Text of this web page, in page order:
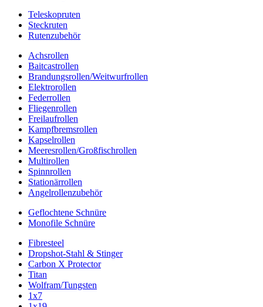
Teleskopruten
Steckruten
Rutenzubehör
Achsrollen
Baitcastrollen
Brandungsrollen/Weitwurfrollen
Elektrorollen
Federrollen
Fliegenrollen
Freilaufrollen
Kampfbremsrollen
Kapselrollen
Meeresrollen/Großfischrollen
Multirollen
Spinnrollen
Stationärrollen
Angelrollenzubehör
Geflochtene Schnüre
Monofile Schnüre
Fibresteel
Dropshot-Stahl & Stinger
Carbon X Protector
Titan
Wolfram/Tungsten
1x7